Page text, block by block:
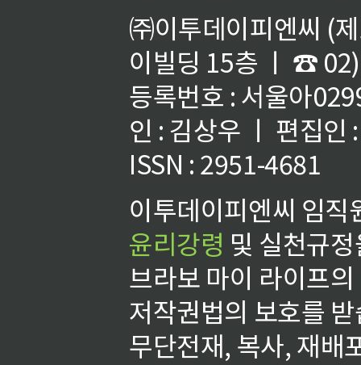
㈜이투데이피엔씨 (
이빌딩 15층 ㅣ ☎
등록번호 : 서울아
인 : 김상우 ㅣ 편집인
ISSN : 2951-4681
이투데이피엔씨 임
윤리강령 및 실천규
브라보 마이 라이프
저작권법의 보호를
무단전재, 복사, 재배